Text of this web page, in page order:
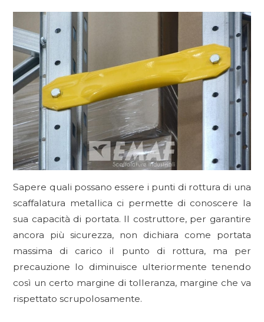
Sapere quali possano essere i punti di rottura di una
scaffalatura metallica ci permette di conoscere la
sua capacità di portata. Il costruttore, per garantire
ancora più sicurezza, non dichiara come portata
massima di carico il punto di rottura, ma per
precauzione lo diminuisce ulteriormente tenendo
così un certo margine di tolleranza, margine che va
rispettato scrupolosamente.